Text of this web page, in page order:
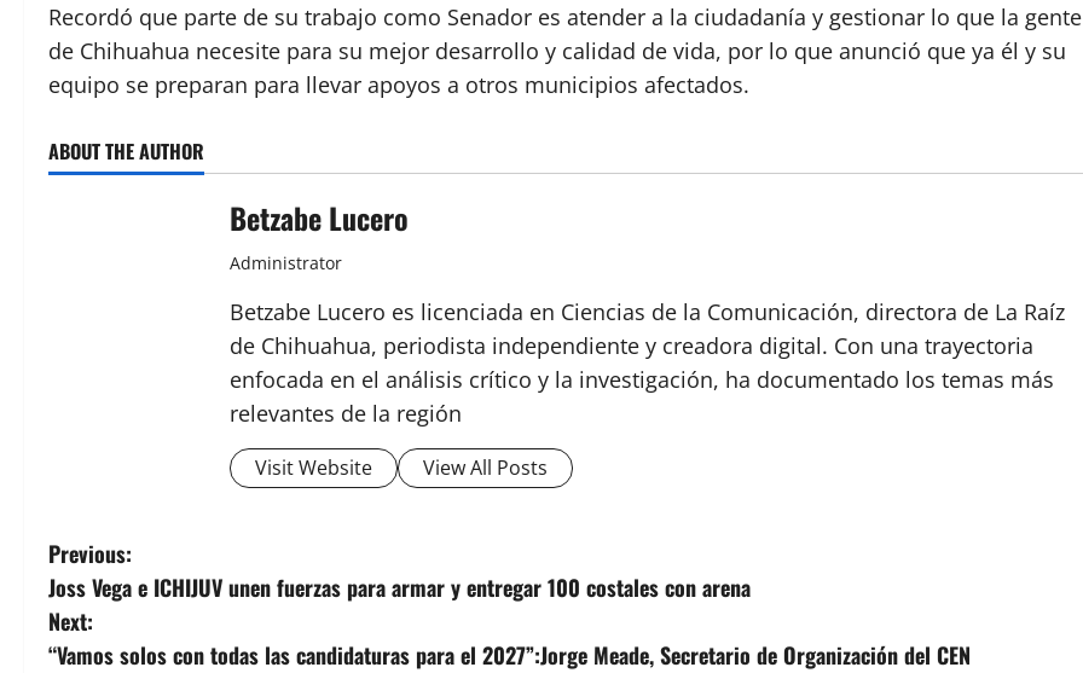
Recordó que parte de su trabajo como Senador es atender a la ciudadanía y gestionar lo que la gente
de Chihuahua necesite para su mejor desarrollo y calidad de vida, por lo que anunció que ya él y su
equipo se preparan para llevar apoyos a otros municipios afectados.
ABOUT THE AUTHOR
Betzabe Lucero
Administrator
Betzabe Lucero es licenciada en Ciencias de la Comunicación, directora de La Raíz
de Chihuahua, periodista independiente y creadora digital. Con una trayectoria
enfocada en el análisis crítico y la investigación, ha documentado los temas más
relevantes de la región
Visit Website View All Posts
P
o
s
Previous:
Joss Vega e ICHIJUV unen fuerzas para armar y entregar 100 costales con arena
Next:
“Vamos solos con todas las candidaturas para el 2027”:Jorge Meade, Secretario de Organización del CEN